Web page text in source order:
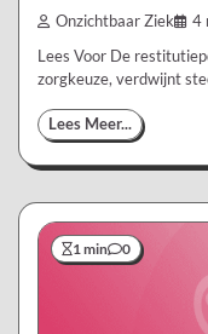
Onzichtbaar Ziek 4
Lees Voor De
zorgkeuze, verdwijnt
Lees Meer...
1 min 0